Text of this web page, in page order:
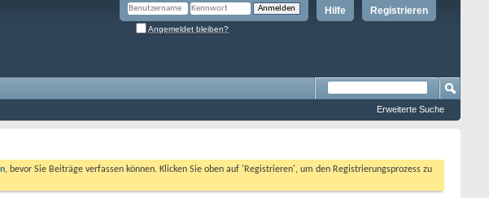
Registrieren
Hilfe
Angemeldet bleiben?
Erweiterte Suche
, bevor Sie Beiträge verfassen können. Klicken Sie oben auf 'Registrieren', um den Registrierungsprozess zu